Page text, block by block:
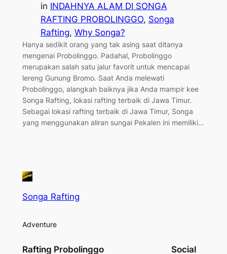
in INDAHNYA ALAM DI SONGA
RAFTING PROBOLINGGO, Songa
Rafting, Why Songa?
Hanya sedikit orang yang tak asing saat ditanya
mengenai Probolinggo. Padahal, Probolinggo
merupakan salah satu jalur favorit untuk mencapai
lereng Gunung Bromo. Saat Anda melewati
Probolinggo, alangkah baiknya jika Anda mampir kee
Songa Rafting, lokasi rafting terbaik di Jawa Timur.
Sebagai lokasi rafting terbaik di Jawa Timur, Songa
yang menggunakan aliran sungai Pekalen ini memiliki…
Songa Rafting
Adventure
Rafting Probolinggo Social